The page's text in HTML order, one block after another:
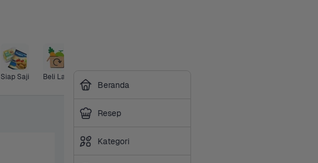
Siap Saji Beli Lagi
GrosirBeranda
Resep
Kategori